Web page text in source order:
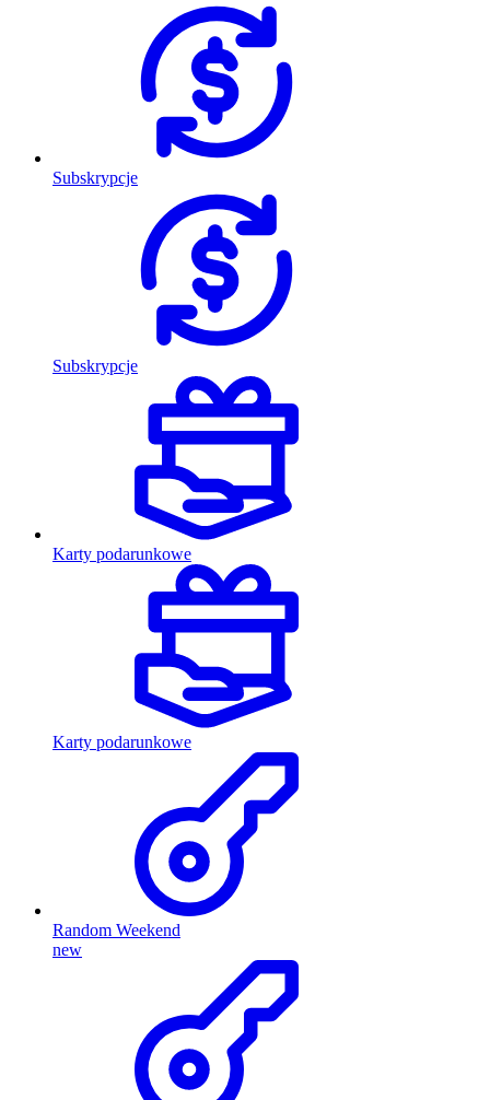
Subskrypcje
Subskrypcje
Karty podarunkowe
Karty podarunkowe
Random Weekend
new